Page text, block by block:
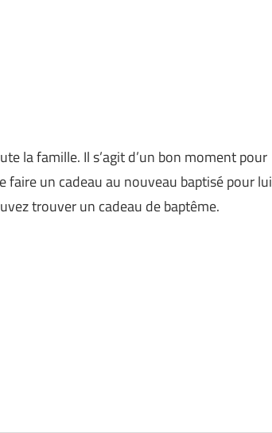
la famille. Il s’agit d’un bon moment pour
un cadeau au nouveau baptisé pour lui
trouver un cadeau de baptême.